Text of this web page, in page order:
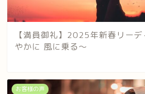
【満員御礼】2025年新春リー
やかに 風に乗る～
お客様の声